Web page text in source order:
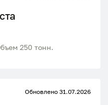
250 тонн.
Обновлено 31.07.2026